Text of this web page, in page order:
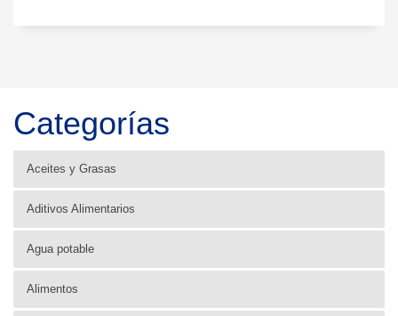
Categorías
Aceites y Grasas
Aditivos Alimentarios
Agua potable
Alimentos